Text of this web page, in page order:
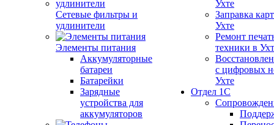
Сетевые фильтры и
удлинители
Элементы питания
Аккумуляторные
батареи
Батарейки
Зарядные
устройства для
аккумуляторов
Ухте
Заправка
Ухте
Ремонт
техники в
с цифровых
Ухте
Отдел 1С